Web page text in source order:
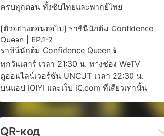
ครบทุกตอน ทั้งซับไทยและพากย์ไทย
[ตัวอย่างตอนต่อไป] ราชินีนักต้ม Confidence
Queen | EP.1-2
ราชินีนักต้ม Confidence Queen 🕯
ทุกวันเสาร์ เวลา 21:30 น. ทางช่อง WeTV
ดูออนไลน์เวอร์ชัน UNCUT เวลา 22:30 น.
บนแอป iQIYI และเว็บ iQ.com ที่เดียวเท่านั้น
QR-код